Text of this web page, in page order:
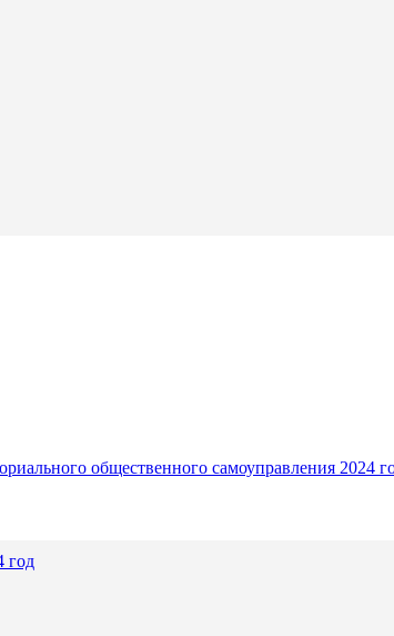
общественного самоуправления 2024
год